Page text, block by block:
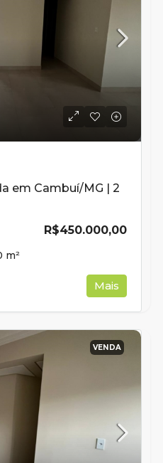
em Cambuí/MG | 2
R$450.000,00
m²
Mais
VENDA